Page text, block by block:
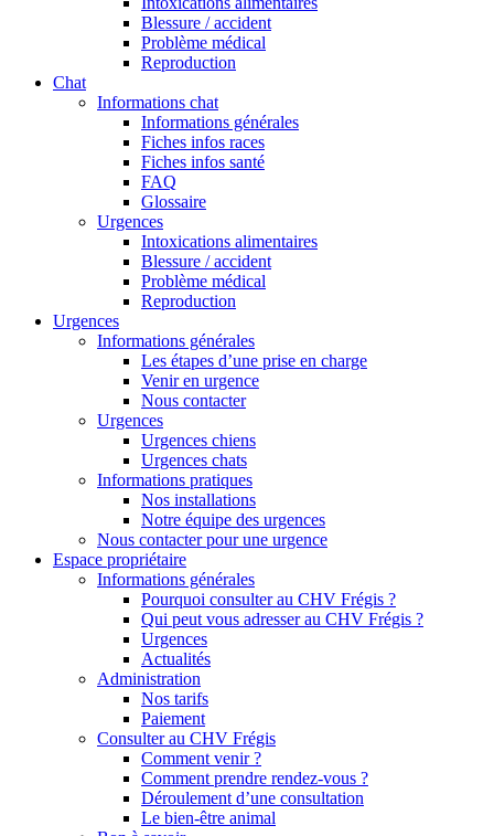
Blessure / accident
Problème médical
Reproduction
Chat
Informations chat
Informations générales
Fiches infos races
Fiches infos santé
FAQ
Glossaire
Urgences
Intoxications alimentaires
Blessure / accident
Problème médical
Reproduction
Urgences
Informations générales
Les étapes d’une prise en charge
Venir en urgence
Nous contacter
Urgences
Urgences chiens
Urgences chats
Informations pratiques
Nos installations
Notre équipe des urgences
Nous contacter pour une urgence
Espace propriétaire
Informations générales
Pourquoi consulter au CHV Frégis ?
Qui peut vous adresser au CHV Frégis ?
Urgences
Actualités
Administration
Nos tarifs
Paiement
Consulter au CHV Frégis
Comment venir ?
Comment prendre rendez-vous ?
Déroulement d’une consultation
Le bien-être animal